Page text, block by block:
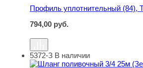
Профиль уплотнительный
794,00 руб.
Шланг поливочный 3/4 25м
5372-З В наличии